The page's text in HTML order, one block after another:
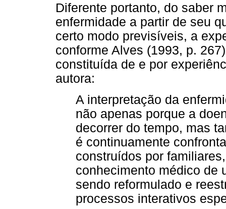
Diferente portanto, do saber
enfermidade a partir de seu
certo modo previsíveis, a
conforme Alves (1993, p.
constituída de e por
autora:
A interpretação da
não apenas porque a
decorrer do tempo, mas
é continuamente
construídos por
conhecimento médico de
sendo reformulado e
processos interativos